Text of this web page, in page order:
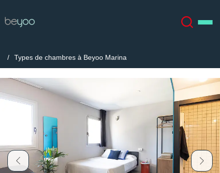
À propos
Lieux
Plus
English (US)
Español
Català Deutsch
Types de chambres à Beyoo Marina